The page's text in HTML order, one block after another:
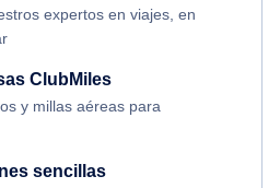
expertos en viajes, en
ClubMiles
y millas aéreas para
sencillas